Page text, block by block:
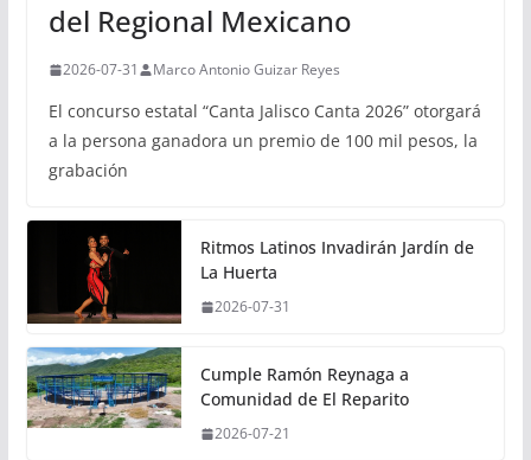
del Regional Mexicano
2026-07-31 Marco Antonio Guizar Reyes
El concurso estatal “Canta Jalisco Canta 2026” otorgará
a la persona ganadora un premio de 100 mil pesos, la
grabación
Ritmos Latinos Invadirán Jardín de
La Huerta
2026-07-31
Cumple Ramón Reynaga a
Comunidad de El Reparito
2026-07-21